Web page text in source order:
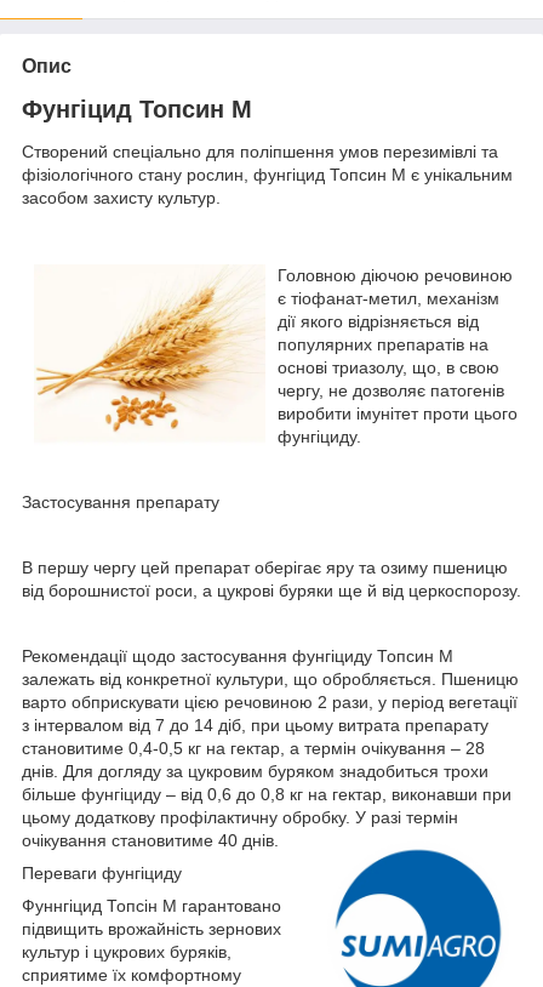
Опис
Фунгіцид Топсин М
Створений спеціально для поліпшення умов перезимівлі та
фізіологічного стану рослин, фунгіцид Топсин М є унікальним
засобом захисту культур.
Головною діючою речовиною
є тіофанат-метил, механізм
дії якого відрізняється від
популярних препаратів на
основі триазолу, що, в свою
чергу, не дозволяє патогенів
виробити імунітет проти цього
фунгіциду.
Застосування препарату
В першу чергу цей препарат оберігає яру та озиму пшеницю
від борошнистої роси, а цукрові буряки ще й від церкоспорозу.
Рекомендації щодо застосування фунгіциду Топсин М
залежать від конкретної культури, що обробляється. Пшеницю
варто обприскувати цією речовиною 2 рази, у період вегетації
з інтервалом від 7 до 14 діб, при цьому витрата препарату
становитиме 0,4-0,5 кг на гектар, а термін очікування – 28
днів. Для догляду за цукровим буряком знадобиться трохи
більше фунгіциду – від 0,6 до 0,8 кг на гектар, виконавши при
цьому додаткову профілактичну обробку. У разі термін
очікування становитиме 40 днів.
Переваги фунгіциду
Фуннгіцид Топсін М гарантовано
підвищить врожайність зернових
культур і цукрових буряків,
сприятиме їх комфортному